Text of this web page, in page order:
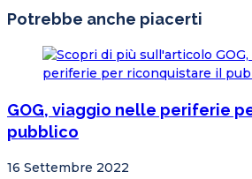
Potrebbe anche piacerti
GOG, viaggio nelle periferie
pubblico
16 Settembre 2022